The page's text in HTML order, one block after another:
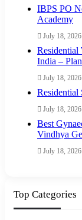
IBPS PO
Academy
July 18, 2026
India –
July 18, 2026
Residential
July 18, 2026
Best
Vindhya
July 18, 2026
Top Categories